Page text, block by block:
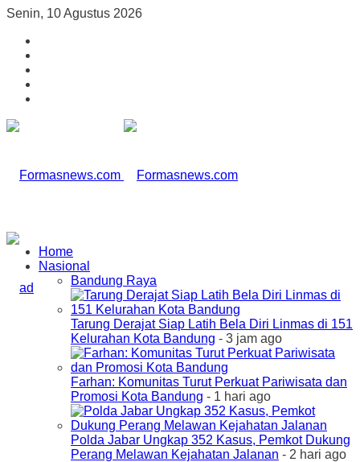
Senin, 10 Agustus 2026
Home
Nasional
Bandung Raya
Tarung Derajat Siap Latih Bela Diri Linmas di 151
Kelurahan Kota Bandung - 3 jam ago
Farhan: Komunitas Turut Perkuat Pariwisata dan
Promosi Kota Bandung - 1 hari ago
Polda Jabar Ungkap 352 Kasus, Pemkot Dukung
Perang Melawan Kejahatan Jalanan - 2 hari ago